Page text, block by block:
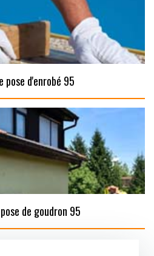
pose d'enrobé 95
de goudron 95